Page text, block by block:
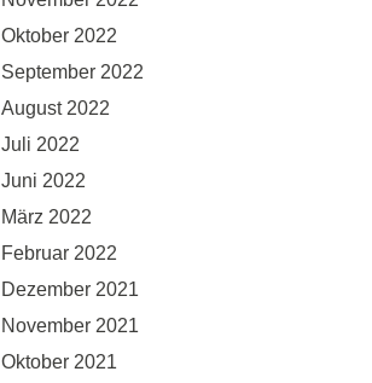
Oktober 2022
September 2022
August 2022
Juli 2022
Juni 2022
März 2022
Februar 2022
Dezember 2021
November 2021
Oktober 2021